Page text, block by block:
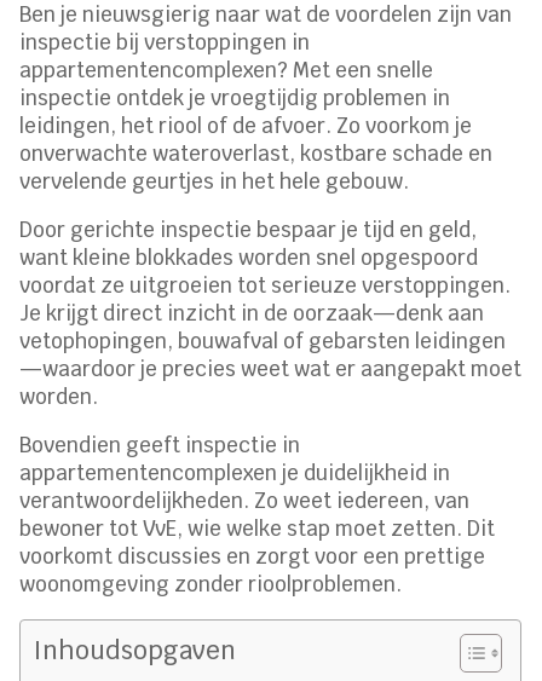
Ben je nieuwsgierig naar wat de voordelen zijn van
inspectie bij verstoppingen in
appartementencomplexen? Met een snelle
inspectie ontdek je vroegtijdig problemen in
leidingen, het riool of de afvoer. Zo voorkom je
onverwachte wateroverlast, kostbare schade en
vervelende geurtjes in het hele gebouw.
Door gerichte inspectie bespaar je tijd en geld,
want kleine blokkades worden snel opgespoord
voordat ze uitgroeien tot serieuze verstoppingen.
Je krijgt direct inzicht in de oorzaak—denk aan
vetophopingen, bouwafval of gebarsten leidingen
—waardoor je precies weet wat er aangepakt moet
worden.
Bovendien geeft inspectie in
appartementencomplexen je duidelijkheid in
verantwoordelijkheden. Zo weet iedereen, van
bewoner tot VvE, wie welke stap moet zetten. Dit
voorkomt discussies en zorgt voor een prettige
woonomgeving zonder rioolproblemen.
Inhoudsopgaven